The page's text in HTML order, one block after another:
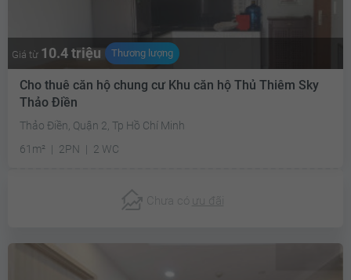
Giá từ 10.4 triệu Thương lượng
Cho thuê căn hộ chung cư Khu căn hộ Thủ Thiêm Sky
Thảo Điền
Thảo Điền, Quận 2, Tp Hồ Chí Minh
61m²
2PN 2 WC
Chưa có ưu đãi